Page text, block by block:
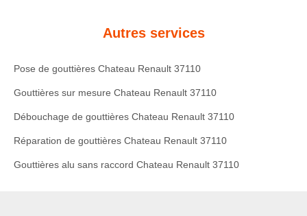
Autres services
Pose de gouttières Chateau Renault 37110
Gouttières sur mesure Chateau Renault 37110
Débouchage de gouttières Chateau Renault 37110
Réparation de gouttières Chateau Renault 37110
Gouttières alu sans raccord Chateau Renault 37110